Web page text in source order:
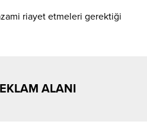
riayet etmeleri gerektiği
ALANI